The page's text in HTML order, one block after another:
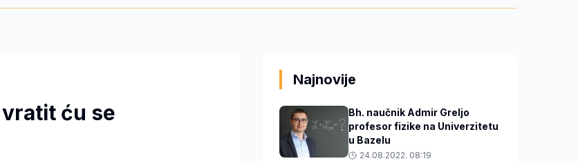
ću se
Najnovije
Bh. naučnik Admir Greljo
profesor fizike na Univerzitetu
u Bazelu
24.08.2022. 08:19